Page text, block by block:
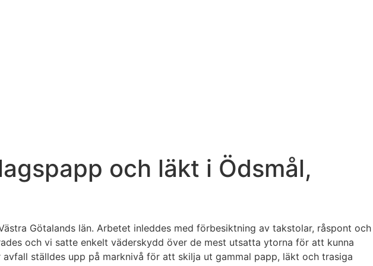
och läkt i Ödsmål,
Götalands län. Arbetet inleddes med förbesiktning av takstolar, råspont och
och vi satte enkelt väderskydd över de mest utsatta ytorna för att kunna
ställdes upp på marknivå för att skilja ut gammal papp, läkt och trasiga